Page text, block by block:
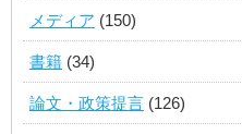
メディア (150)
書籍 (34)
論文・政策提言 (126)